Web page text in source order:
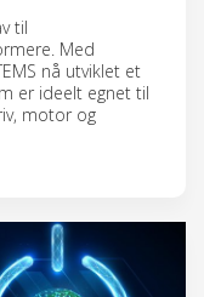
til
Med
nå utviklet et
er ideelt egnet til
motor og